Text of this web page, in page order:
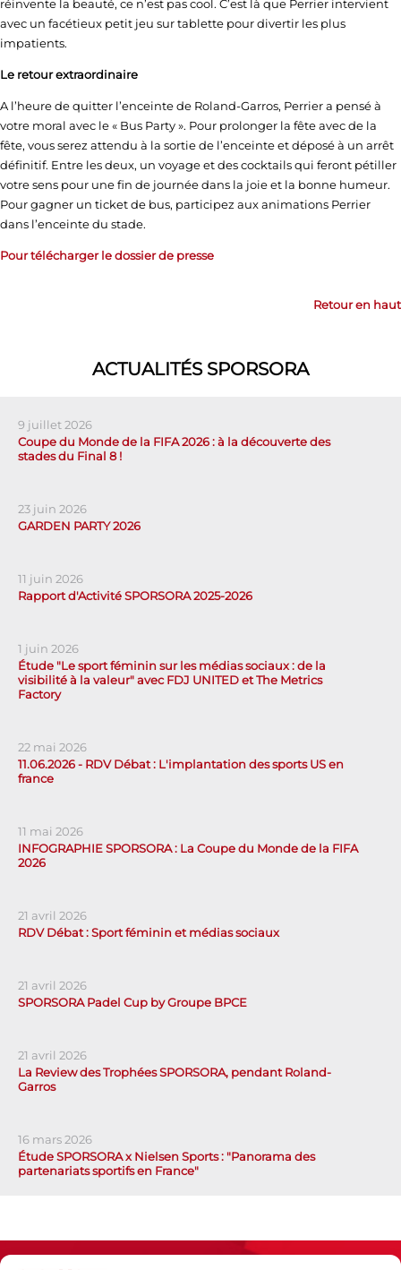
réinvente la beauté, ce n’est pas cool. C’est là que Perrier intervient
avec un facétieux petit jeu sur tablette pour divertir les plus
impatients.
Le retour extraordinaire
A l’heure de quitter l’enceinte de Roland-Garros, Perrier a pensé à
votre moral avec le « Bus Party ». Pour prolonger la fête avec de la
fête, vous serez attendu à la sortie de l’enceinte et déposé à un arrêt
définitif. Entre les deux, un voyage et des cocktails qui feront pétiller
votre sens pour une fin de journée dans la joie et la bonne humeur.
Pour gagner un ticket de bus, participez aux animations Perrier
dans l’enceinte du stade.
Pour télécharger le dossier de presse
Retour en haut
ACTUALITÉS SPORSORA
9 juillet 2026
Coupe du Monde de la FIFA 2026 : à la découverte des
stades du Final 8 !
23 juin 2026
GARDEN PARTY 2026
11 juin 2026
Rapport d'Activité SPORSORA 2025-2026
1 juin 2026
Étude "Le sport féminin sur les médias sociaux : de la
visibilité à la valeur" avec FDJ UNITED et The Metrics
Factory
22 mai 2026
11.06.2026 - RDV Débat : L'implantation des sports US en
france
11 mai 2026
INFOGRAPHIE SPORSORA : La Coupe du Monde de la FIFA
2026
21 avril 2026
RDV Débat : Sport féminin et médias sociaux
21 avril 2026
SPORSORA Padel Cup by Groupe BPCE
21 avril 2026
La Review des Trophées SPORSORA, pendant Roland-
Garros
16 mars 2026
Étude SPORSORA x Nielsen Sports : "Panorama des
partenariats sportifs en France"